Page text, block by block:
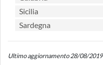
Sicilia
Sardegna
Ultimo aggiornamento 28/08/2019